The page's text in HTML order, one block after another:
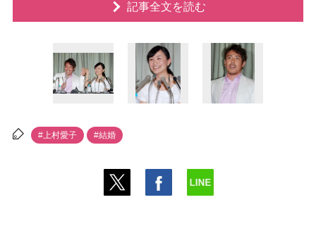
記事全文を読む
#上村愛子 #結婚